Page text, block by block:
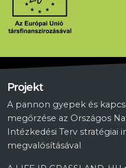
Projekt
A pannon gyepek és
megőrzése az Országos
Intézkedési Terv stratégiai
megvalósításával